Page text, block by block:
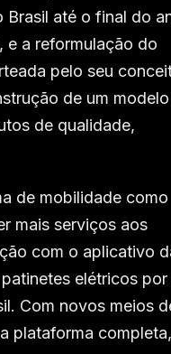
até o final do
e a reformulação do
pelo seu
de um
de qualidade,
de mobilidade como
mais serviços aos
com o aplicativo
elétricos por
Com novos meios
plataforma completa,